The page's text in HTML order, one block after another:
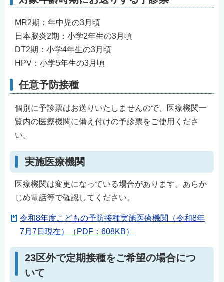
MR2期：年中児の3月頃
日本脳炎2期：小学2年生の3月頃
DT2期：小学4年生の3月頃
HPV：小学5年生の3月頃
任意予防接種
個別に予診票はお送りいたしませんので、医療機関一
覧内の医療機関に備え付けの予診票をご使用くださ
い。
実施医療機関
医療機関は変更になっている場合があります。あらか
じめ電話等で確認してください。
令和8年度こどもの予防接種実施医療機関（令和8年
7月7日現在）（PDF：608KB）
23区外で定期接種をご希望の場合につ
いて